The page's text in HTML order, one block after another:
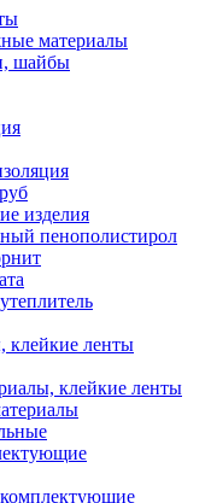
материалы
шайбы
изделия
пенополистирол
клейкие ленты
клейкие ленты